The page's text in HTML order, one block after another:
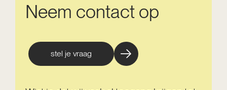
Neem contact op
stel je vraag